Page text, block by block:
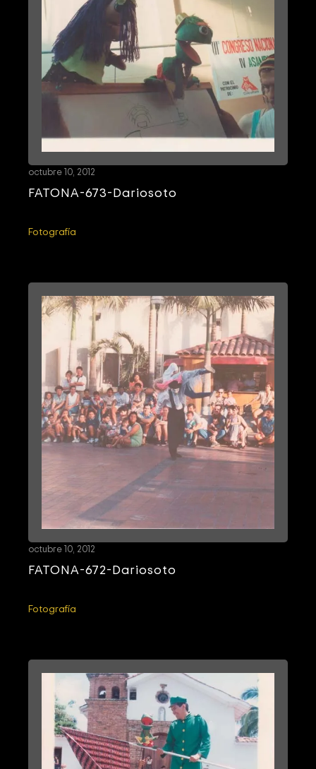
FATONA-673-Dariosoto
octubre 10, 2012
Fotografía
FATONA-672-Dariosoto
octubre 10, 2012
Fotografía